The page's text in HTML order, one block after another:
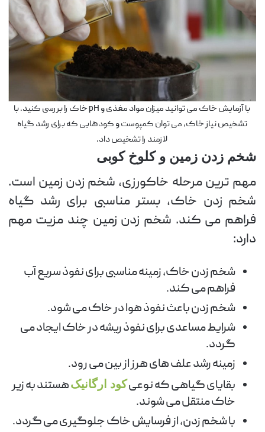
با آزمایش خاک می توانید میزان مواد مغذی و pH خاک را بررسی کنید. با
تشخیص نیاز خاک، می توان کمپوست و کودهایی که برای رشد گیاه
لازمند را تشخیص داد.
شخم زدن زمین و کلوخ کوبی
مهم ترین مرحله خاکورزی، شخم زدن زمین است.
شخم زدن خاک، بستر مناسبی برای رشد گیاه
فراهم می کند. شخم زدن زمین چند مزیت مهم
دارد:
شخم زدن خاک، زمینه مناسبی برای نفوذ سریع آب
فراهم می کند.
شخم زدن باعث نفوذ هوا در خاک می شود.
شرایط مساعدی برای نفوذ ریشه در خاک ایجاد می
گردد.
زمینه رشد علف های هرز از بین می رود.
بقایای گیاهی که نوعیکود ارگانیکهستند به زیر
خاک منتقل می شوند.
با شخم زدن، از فرسایش خاک جلوگیری می گردد.